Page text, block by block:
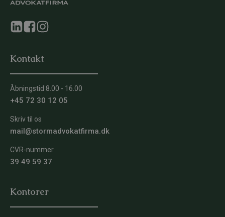
Kontakt
Åbningstid 8.00 - 16.00
+45 72 30 12 05
Skriv til os
mail@stormadvokatfirma.dk
CVR-nummer
39 49 59 37
Kontorer